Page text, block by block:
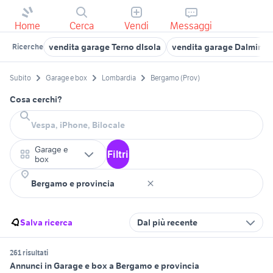
Home Cerca Vendi Messaggi
Ricerche vendita garage Terno dIsola vendita garage Dalmine
Subito Garage e box Lombardia Bergamo (Prov)
Cosa cerchi?
Garage e
box
Filtri
Salva ricerca Dal più recente
261 risultati
Annunci in Garage e box a Bergamo e provincia